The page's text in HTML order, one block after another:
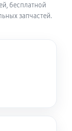
бесплатной
запчастей.